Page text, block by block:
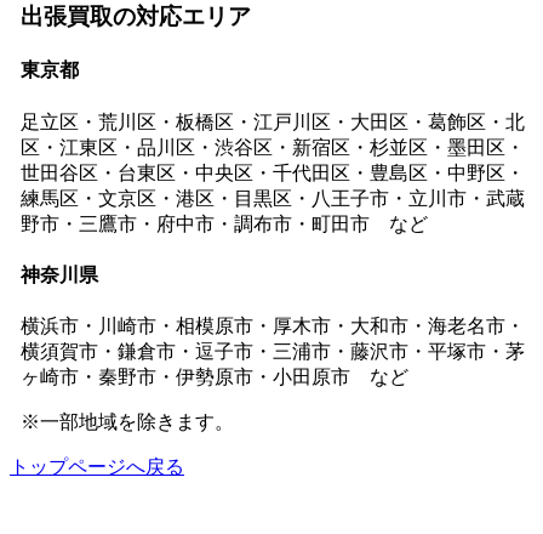
出張買取の対応エリア
東京都
足立区・荒川区・板橋区・江戸川区・大田区・葛飾区・北
区・江東区・品川区・渋谷区・新宿区・杉並区・墨田区・
世田谷区・台東区・中央区・千代田区・豊島区・中野区・
練馬区・文京区・港区・目黒区・八王子市・立川市・武蔵
野市・三鷹市・府中市・調布市・町田市 など
神奈川県
横浜市・川崎市・相模原市・厚木市・大和市・海老名市・
横須賀市・鎌倉市・逗子市・三浦市・藤沢市・平塚市・茅
ヶ崎市・秦野市・伊勢原市・小田原市 など
※一部地域を除きます。
トップページへ戻る